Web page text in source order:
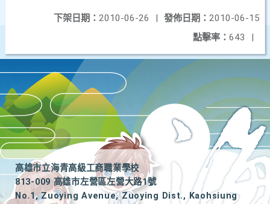
發佈日期： 2010-06-15
下架日期： 2010-06-26
|
點擊率： 643 |
高雄市立海青高級工商職業學校
813-009 高雄市左營區左營大路1號
No.1, Zuoying Avenue, Zuoying Dist., Kaohsiung